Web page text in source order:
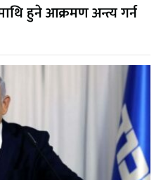
हुने आक्रमण अन्त्य गर्न